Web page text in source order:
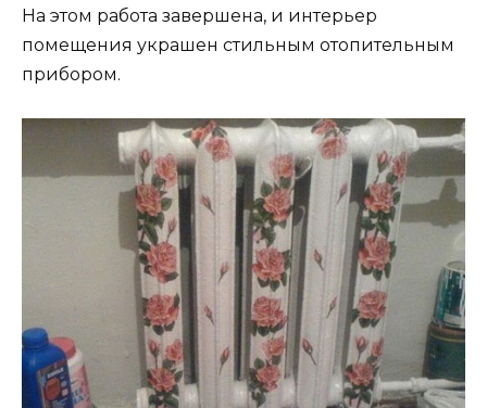
На этом работа завершена, и интерьер
помещения украшен стильным отопительным
прибором.